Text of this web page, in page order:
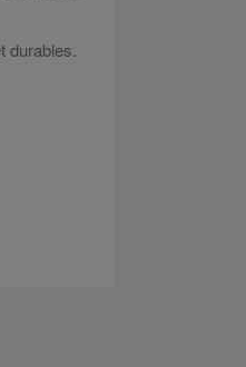
durables.